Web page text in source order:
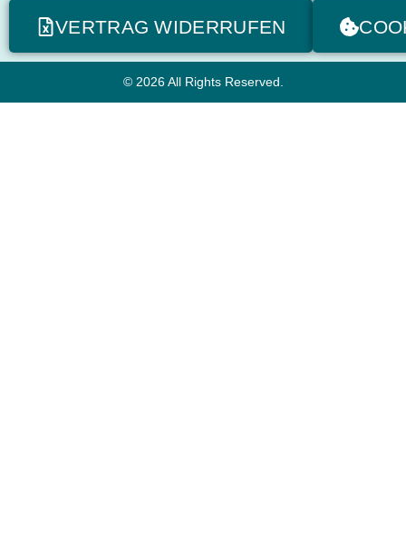
VERTRAG WIDERRUFEN
© 2026 All Rights Reserved.